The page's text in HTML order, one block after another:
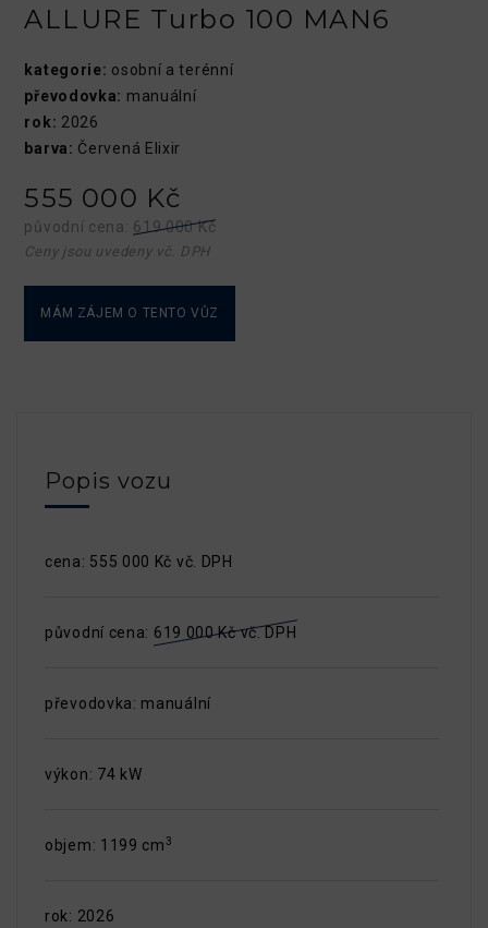
ALLURE Turbo 100 MAN6
kategorie: osobní a terénní
převodovka: manuální
rok: 2026
barva: Červená Elixir
555 000 Kč
původní cena: 619 000 Kč
Ceny jsou uvedeny vč. DPH
MÁM ZÁJEM O TENTO VŮZ
Popis vozu
cena: 555 000 Kč vč. DPH
původní cena: 619 000 Kč vč. DPH
převodovka: manuální
výkon: 74 kW
objem: 1199 cm3
rok: 2026